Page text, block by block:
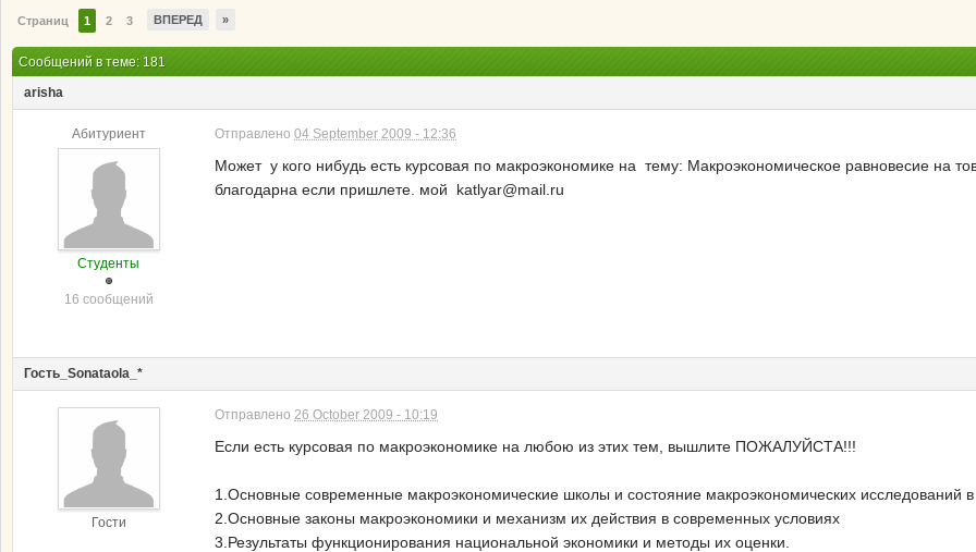
Страниц 1 2 3 ВПЕРЕД »
Сообщений в теме: 181
arisha
Абитуриент
Студенты
16 сообщений
Отправлено 04 September 2009 - 12:36
Может у кого нибудь есть курсовая по макроэкономике на тему: Макроэкономическое равновесие на
благодарна если пришлете. мой katlyar@mail.ru
Гость_Sonataola_*
Гости
Отправлено 26 October 2009 - 10:19
Если есть курсовая по макроэкономике на любою из этих тем, вышлите ПОЖАЛУЙСТА!!!
1.Основные современные макроэкономические школы и состояние макроэкономических исследований в
2.Основные законы макроэкономики и механизм их действия в современных условиях
3.Результаты функционирования национальной экономики и методы их оценки.